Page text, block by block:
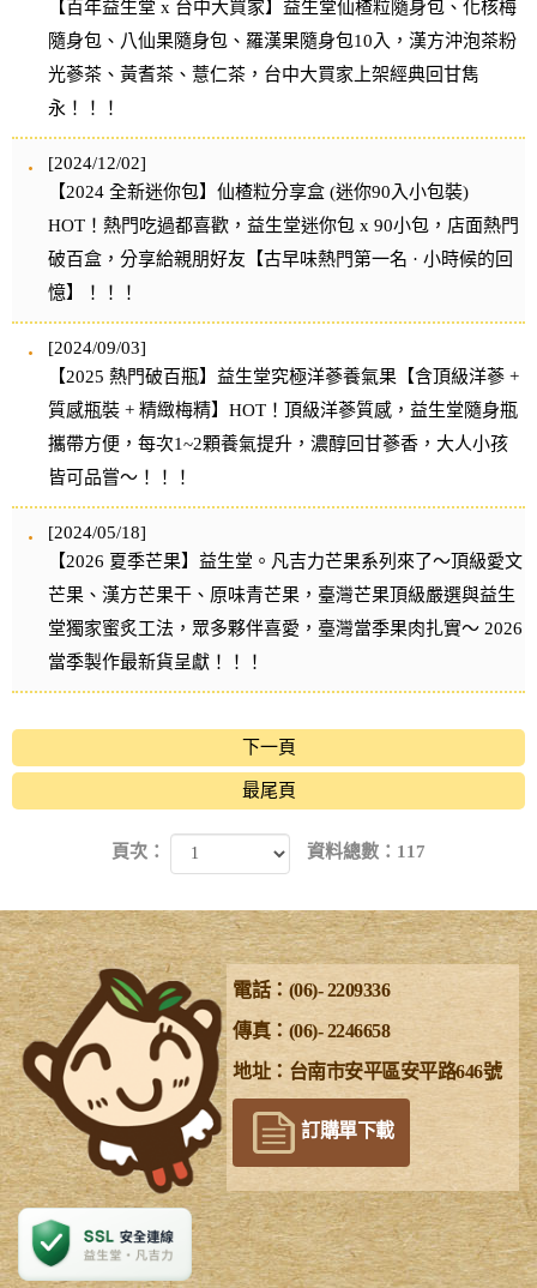
【百年益生堂 x 台中大買家】益生堂仙楂粒隨身包、化核梅
隨身包、八仙果隨身包、羅漢果隨身包10入，漢方沖泡茶粉
光蔘茶、黃耆茶、薏仁茶，台中大買家上架經典回甘雋
永！！！
[2024/12/02]
【2024 全新迷你包】仙楂粒分享盒 (迷你90入小包裝)
HOT！熱門吃過都喜歡，益生堂迷你包 x 90小包，店面熱門
破百盒，分享給親朋好友【古早味熱門第一名 · 小時候的回
憶】！！！
[2024/09/03]
【2025 熱門破百瓶】益生堂究極洋蔘養氣果【含頂級洋蔘 +
質感瓶裝 + 精緻梅精】HOT！頂級洋蔘質感，益生堂隨身瓶
攜帶方便，每次1~2顆養氣提升，濃醇回甘蔘香，大人小孩
皆可品嘗～！！！
[2024/05/18]
【2026 夏季芒果】益生堂。凡吉力芒果系列來了～頂級愛文
芒果、漢方芒果干、原味青芒果，臺灣芒果頂級嚴選與益生
堂獨家蜜炙工法，眾多夥伴喜愛，臺灣當季果肉扎實～ 2026
當季製作最新貨呈獻！！！
下一頁
最尾頁
頁次： 資料總數：117
電話：(06)- 2209336
傳真：(06)- 2246658
地址：台南市安平區安平路646號
訂購單下載